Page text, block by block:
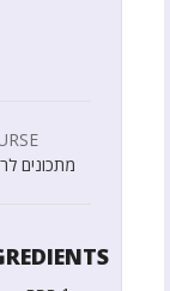
מתכונים